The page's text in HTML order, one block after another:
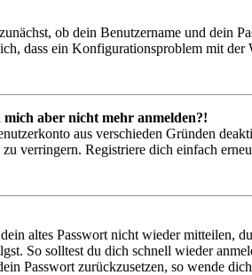
ob dein Benutzername und dein
dass ein Konfigurationsproblem mit
aber nicht mehr anmelden?!
aus verschieden Gründen
verringern. Registriere dich einfach
altes Passwort nicht wieder mitteilen,
So solltest du dich schnell wieder
Passwort zurückzusetzen, so wende